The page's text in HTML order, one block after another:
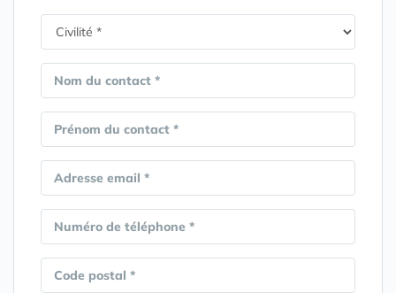
Nom du contact *
Prénom du contact *
Adresse email *
Numéro de téléphone *
Code postal *